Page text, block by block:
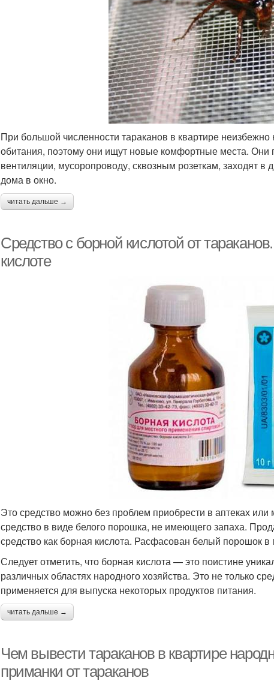
При большой численности тараканов в квартире
обитания, поэтому они ищут новые комфортные места.
вентиляции, мусоропроводу, сквозным розеткам, заходят
дома в окно.
читать дальше →
Средство с борной кислотой от
кислоте
Это средство можно без проблем приобрести в аптеках
средство в виде белого порошка, не имеющего запаха.
средство как борная кислота. Расфасован белый порошок в
Следует отметить, что борная кислота — это поистине
различных областях народного хозяйства. Это не только
применяется для выпуска некоторых продуктов питания.
читать дальше →
Чем вывести тараканов в квартире
приманки от тараканов